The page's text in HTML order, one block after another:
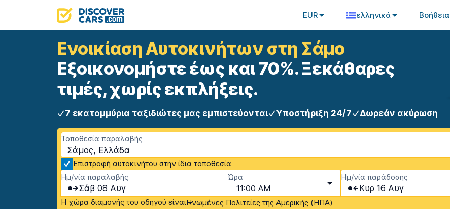
EUR ελληνικά Βοήθεια
Ενοικίαση Αυτοκινήτων στη Σάμο
Εξοικονομήστε έως και 70%. Ξεκάθαρες
τιμές, χωρίς εκπλήξεις.
7 εκατομμύρια ταξιδιώτες μας εμπιστεύονται Υποστήριξη 24/7 Δωρεάν ακύρωση
Τοποθεσία παραλαβής
Σάμος, Ελλάδα
Επιστροφή αυτοκινήτου στην ίδια τοποθεσία
Ημ/νία παραλαβής
Σάβ 08 Αυγ
Ώρα
11:00 AM
Ημ/νία παράδοσης
Κυρ 16 Αυγ
Η χώρα διαμονής του οδηγού είναιΗνωμένες Πολιτείες της Αμερικής (ΗΠΑ)